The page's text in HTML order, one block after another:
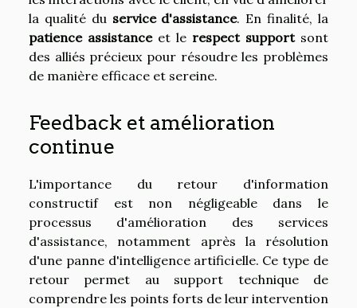
la qualité du service d'assistance. En finalité, la
patience assistanceet le respect supportsont
des alliés précieux pour résoudre les problèmes
de manière efficace et sereine.
Feedback et amélioration
continue
L'importance du retour d'information
constructif est non négligeable dans le
processus d'amélioration des services
d'assistance, notamment après la résolution
d'une panne d'intelligence artificielle. Ce type de
retour permet au support technique de
comprendre les points forts de leur intervention